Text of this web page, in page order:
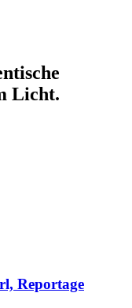
Licht.
Reportage